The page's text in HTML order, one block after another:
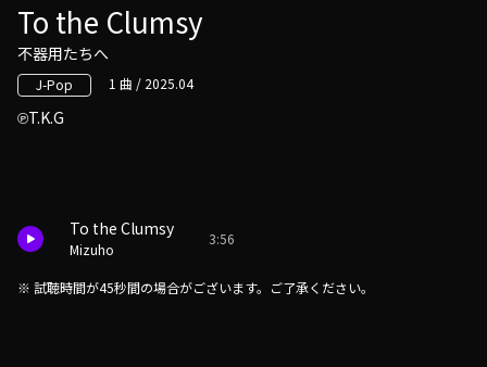
To the Clumsy
不器用たちへ
J-Pop 1 曲 / 2025.04
T.K.G
To the Clumsy
Mizuho
3:56
※ 試聴時間が45秒間の場合がございます。ご了承ください。